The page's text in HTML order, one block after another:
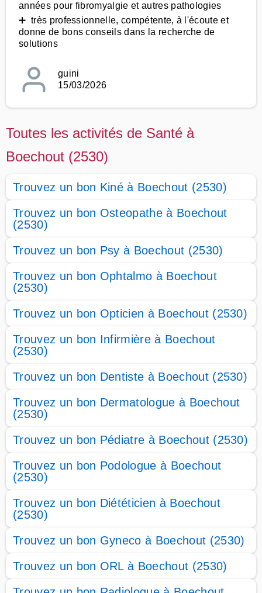
années pour fibromyalgie et autres pathologies
➕ très professionnelle, compétente, à l'écoute et
donne de bons conseils dans la recherche de
solutions
guini
15/03/2026
Toutes les activités de Santé à
Boechout (2530)
Trouvez un bon Kiné à Boechout (2530)
Trouvez un bon Osteopathe à Boechout
(2530)
Trouvez un bon Psy à Boechout (2530)
Trouvez un bon Ophtalmo à Boechout
(2530)
Trouvez un bon Opticien à Boechout (2530)
Trouvez un bon Infirmière à Boechout
(2530)
Trouvez un bon Dentiste à Boechout (2530)
Trouvez un bon Dermatologue à Boechout
(2530)
Trouvez un bon Pédiatre à Boechout (2530)
Trouvez un bon Podologue à Boechout
(2530)
Trouvez un bon Diététicien à Boechout
(2530)
Trouvez un bon Gyneco à Boechout (2530)
Trouvez un bon ORL à Boechout (2530)